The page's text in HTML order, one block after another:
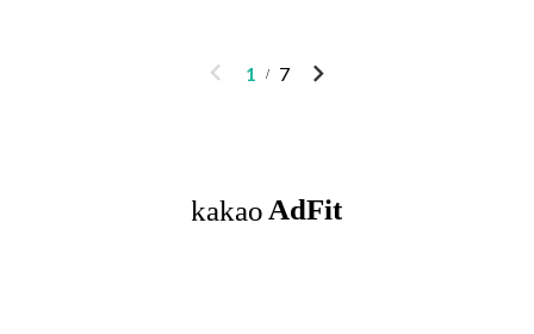
의 분산 일정모형의 설명력결정계수(R²)비상관
턴을 발견- 통계적 추론: 현상에서 결론을 도출-
기계 학습 (머신러닝): 현상을 예측 빅데이터 분
닝 기반 분석모형: 분류/ 예측/ 군집화/ 연관규칙
이
1 7
다